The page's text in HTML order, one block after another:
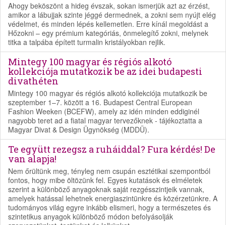
Ahogy beköszönt a hideg évszak, sokan ismerjük azt az érzést,
amikor a lábujjak szinte jéggé dermednek, a zokni sem nyújt elég
védelmet, és minden lépés kellemetlen. Erre kínál megoldást a
Hőzokni – egy prémium kategóriás, önmelegítő zokni, melynek
titka a talpába épített turmalin kristályokban rejlik.
Mintegy 100 magyar és régiós alkotó
kollekciója mutatkozik be az idei budapesti
divathéten
Mintegy 100 magyar és régiós alkotó kollekciója mutatkozik be
szeptember 1–7. között a 16. Budapest Central European
Fashion Weeken (BCEFW), amely az idén minden eddiginél
nagyobb teret ad a fiatal magyar tervezőknek - tájékoztatta a
Magyar Divat & Design Ügynökség (MDDÜ).
Te együtt rezegsz a ruháiddal? Fura kérdés! De
van alapja!
Nem őrültünk meg, tényleg nem csupán esztétikai szempontból
fontos, hogy mibe öltözünk fel. Egyes kutatások és elméletek
szerint a különböző anyagoknak saját rezgésszintjeik vannak,
amelyek hatással lehetnek energiaszintünkre és közérzetünkre. A
tudományos világ egyre inkább elismeri, hogy a természetes és
szintetikus anyagok különböző módon befolyásolják